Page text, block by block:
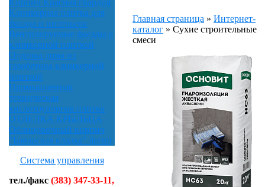
Кирпич Красная гвардия
Клинкерная плитка для
фасада и интерьера
Вентилируемые фасады с
клинкерной плиткой
Отделка дома из
газобетона клинкерной
плиткой
Промышленная
техническая
кислотоупорная плитка
ОТДЕЛКА КРЫЛЬЦА
Облицовочный кирпич
"Баварская кладка" флэш
Система управления
тел./факс (383) 347-33-11,
Главная страница » Интернет-
каталог » Сухие строительные
смеси